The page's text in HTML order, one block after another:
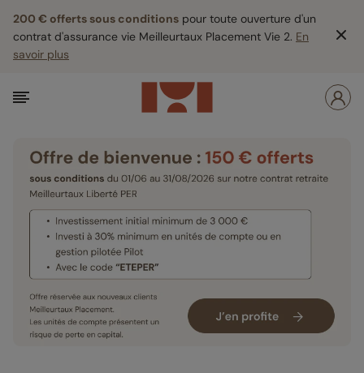
200 € offerts sous conditions pour toute ouverture d'un
contrat d'assurance vie Meilleurtaux Placement Vie 2. En
savoir plus